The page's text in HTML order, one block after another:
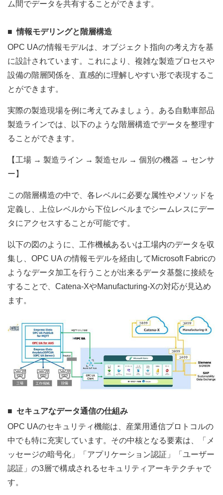
ム間でデータを共有することができます。
情報モデリングと階層構造
OPC UAの情報モデルは、オブジェクト指向の考え方を基
に設計されています。これにより、複雑な製造プロセスや
設備の階層関係を、直感的に理解しやすい形で表現するこ
とができます。
実際の製造現場を例に考えてみましょう。ある自動車部品
製造ラインでは、以下のような階層構造でデータを整理す
ることができます。
【工場 → 製造ライン → 製造セル → 個別の機器 → センサ
ー】
この階層構造の中で、各レベルに必要な属性やメソッドを
定義し、上位レベルから下位レベルまでシームレスにデー
タにアクセスすることが可能です。
以下の図のように、工作機械あるいは工場内のデータを収
集し、OPC UA の情報モデルを経由してMicrosoft Fabricの
ようなデータ加工を行うことが出来るデータ基盤に接続を
することで、Catena-XやManufacturing-Xの対応が見込め
ます。
セキュアなデータ通信の仕組み
OPC UAのセキュリティ機能は、産業用通信プロトコルの
中でも特に充実しています。その中核となる要素は、「メ
ッセージの暗号化」「アプリケーション認証」「ユーザー
認証」の3層で構成されるセキュリティアーキテクチャで
す。